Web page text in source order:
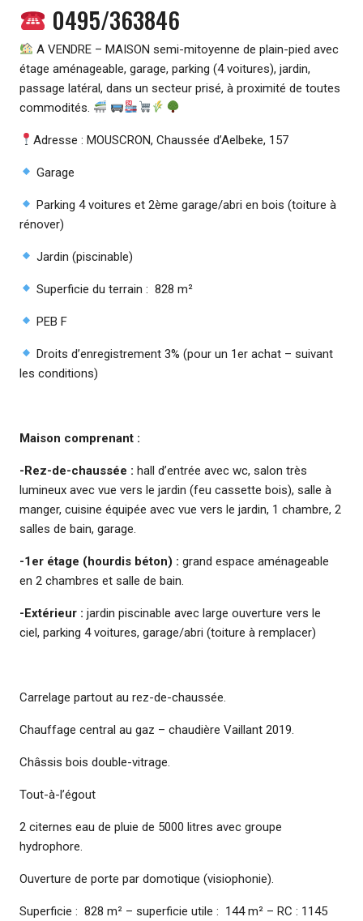
0495/363846
A VENDRE – MAISON semi-mitoyenne de plain-pied avec
étage aménageable, garage, parking (4 voitures), jardin,
passage latéral, dans un secteur prisé, à proximité de toutes
commodités.
Adresse : MOUSCRON, Chaussée d’Aelbeke, 157
Garage
Parking 4 voitures et 2ème garage/abri en bois (toiture à
rénover)
Jardin (piscinable)
Superficie du terrain : 828 m²
PEB F
Droits d’enregistrement 3% (pour un 1er achat – suivant
les conditions)
Maison comprenant :
-Rez-de-chaussée : hall d’entrée avec wc, salon très
lumineux avec vue vers le jardin (feu cassette bois), salle à
manger, cuisine équipée avec vue vers le jardin, 1 chambre, 2
salles de bain, garage.
-1er étage (hourdis béton) : grand espace aménageable
en 2 chambres et salle de bain.
-Extérieur : jardin piscinable avec large ouverture vers le
ciel, parking 4 voitures, garage/abri (toiture à remplacer)
Carrelage partout au rez-de-chaussée.
Chauffage central au gaz – chaudière Vaillant 2019.
Châssis bois double-vitrage.
Tout-à-l’égout
2 citernes eau de pluie de 5000 litres avec groupe
hydrophore.
Ouverture de porte par domotique (visiophonie).
Superficie : 828 m² – superficie utile : 144 m² – RC : 1145